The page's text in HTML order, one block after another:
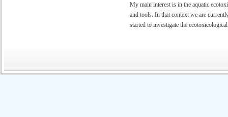
My main interest is in the aquatic
and tools. In that context we are
started to investigate the